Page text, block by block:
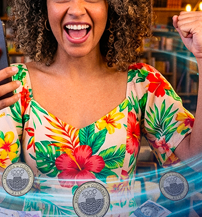
NUESTROS